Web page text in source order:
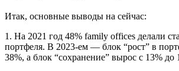
Итак, основные выводы на сейчас:
1. На 2021 год 48% family offices делали
портфеля. В 2023-ем — блок “рост” в
38%, а блок “сохранение” вырос с 13% до